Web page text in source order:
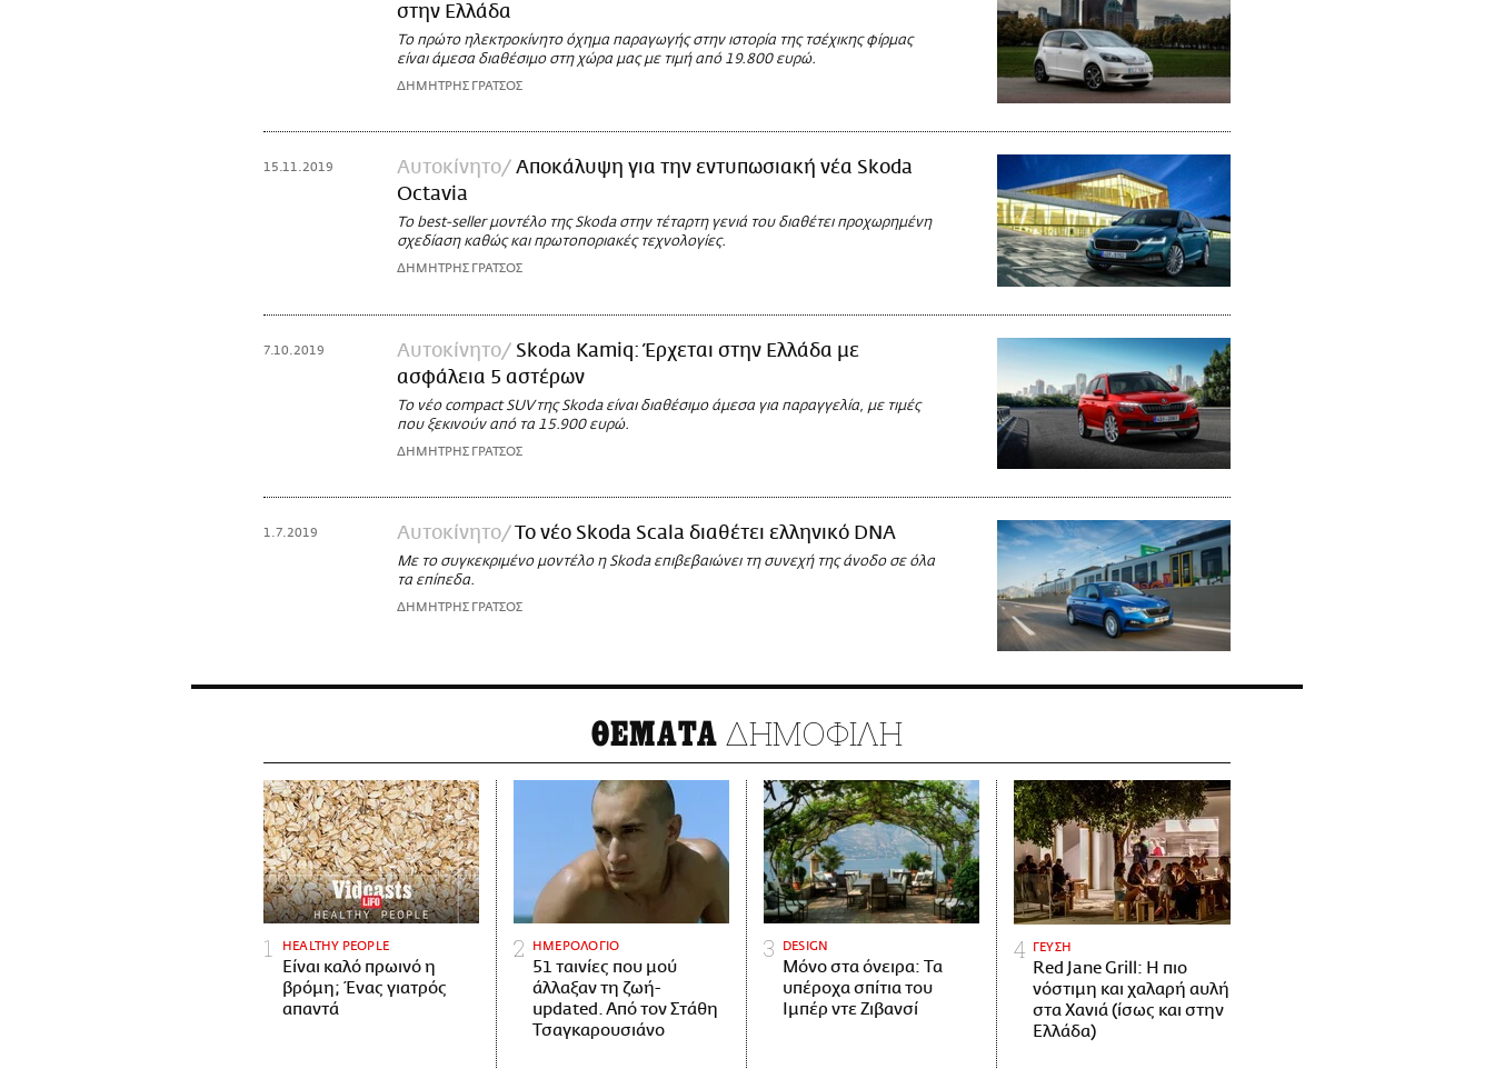
στην Ελλάδα
Το πρώτο ηλεκτροκίνητο όχημα παραγωγής στην ιστορία της τσέχικης φίρμας
είναι άμεσα διαθέσιμο στη χώρα μας με τιμή από 19.800 ευρώ.
ΔΗΜΗΤΡΗΣ ΓΡΑΤΣΟΣ
15.11.2019 Αυτοκίνητο
Αποκάλυψη για την εντυπωσιακή νέα Skoda
Octavia
Το best-seller μοντέλο της Skoda στην τέταρτη γενιά του διαθέτει προχωρημένη
σχεδίαση καθώς και πρωτοποριακές τεχνολογίες.
ΔΗΜΗΤΡΗΣ ΓΡΑΤΣΟΣ
7.10.2019 Αυτοκίνητο
Skoda Kamiq: Έρχεται στην Ελλάδα με
ασφάλεια 5 αστέρων
Το νέο compact SUV της Skoda είναι διαθέσιμο άμεσα για παραγγελία, με τιμές
που ξεκινούν από τα 15.900 ευρώ.
ΔΗΜΗΤΡΗΣ ΓΡΑΤΣΟΣ
1.7.2019 Αυτοκίνητο Το νέο Skoda Scala διαθέτει ελληνικό DNA
Με το συγκεκριμένο μοντέλο η Skoda επιβεβαιώνει τη συνεχή της άνοδο σε όλα
τα επίπεδα.
ΔΗΜΗΤΡΗΣ ΓΡΑΤΣΟΣ
ΘΕΜΑΤΑ ΔΗΜΟΦΙΛΗ
HEALTHY PEOPLE
Είναι καλό πρωινό η
βρόμη; Ένας γιατρός
απαντά
ΗΜΕΡΟΛΟΓΙΟ
51 ταινίες που μού
άλλαξαν τη ζωή-
updated. Aπό τον Στάθη
Τσαγκαρουσιάνο
DESIGN
Μόνο στα όνειρα: Τα
υπέροχα σπίτια του
Ιμπέρ ντε Ζιβανσί
ΓΕΥΣΗ
Red Jane Grill: Η πιο
νόστιμη και χαλαρή αυλή
στα Χανιά (ίσως και στην
Ελλάδα)